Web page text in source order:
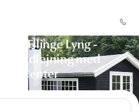
Ellinge Lyng -
med
DanCenter